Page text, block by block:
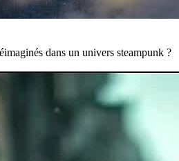
dans un univers steampunk ?